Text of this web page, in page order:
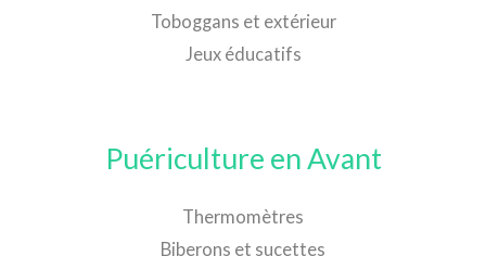
Toboggans et extérieur
Jeux éducatifs
Puériculture en Avant
Thermomètres
Biberons et sucettes